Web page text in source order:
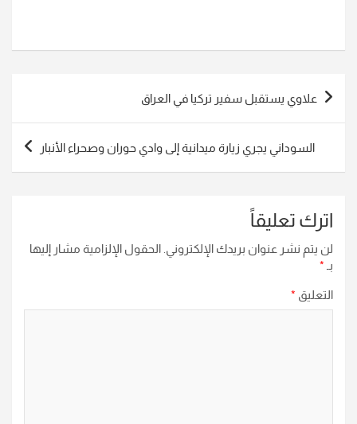
تصفّح
المقالات
علاوي يستقبل سفير تركيا في العراق
السوداني يجري زيارة ميدانية إلى وادي حوران وصحراء الأنبار
اترك تعليقاً
لن يتم نشر عنوان بريدك الإلكتروني. الحقول الإلزامية مشار إليها
بـ *
التعليق *